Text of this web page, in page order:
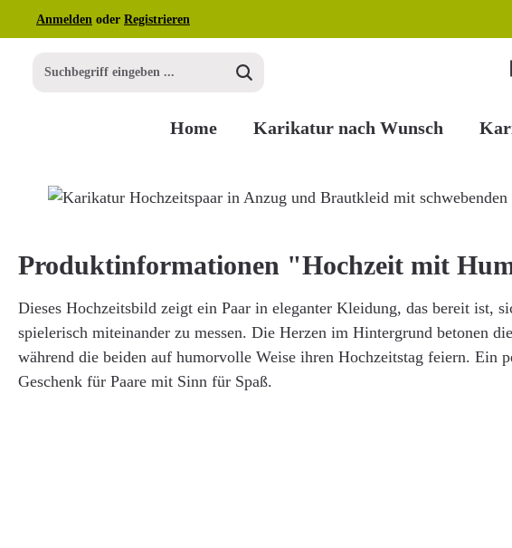
Hauptinhalt springen
Zur Suche springen
Zur Hauptnavigation springen
Anmelden oder Registrieren
Home Karikatur nach Wunsch
Bildergalerie überspringen
Produktinformationen "Hochzeit mit
Dieses Hochzeitsbild zeigt ein Paar in eleganter Kleidung, das bereit ist,
spielerisch miteinander zu messen. Die Herzen im Hintergrund betonen
während die beiden auf humorvolle Weise ihren Hochzeitstag feiern. Ein
Geschenk für Paare mit Sinn für Spaß.